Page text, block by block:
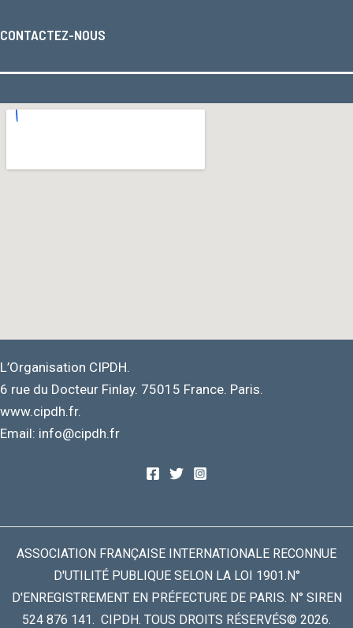
CONTACTEZ-NOUS
L’Organisation CIPDH.
6 rue du Docteur Finlay. 75015 France. Paris.
www.cipdh.fr.
Email: info@cipdh.fr
ASSOCIATION FRANÇAISE INTERNATIONALE RECONNUE
D'UTILITÉ PUBLIQUE SELON LA LOI 1901.N°
D'ENREGISTREMENT EN PRÉFECTURE DE PARIS. N° SIREN
524 876 141. CIPDH. TOUS DROITS RÉSERVÉS© 2026.